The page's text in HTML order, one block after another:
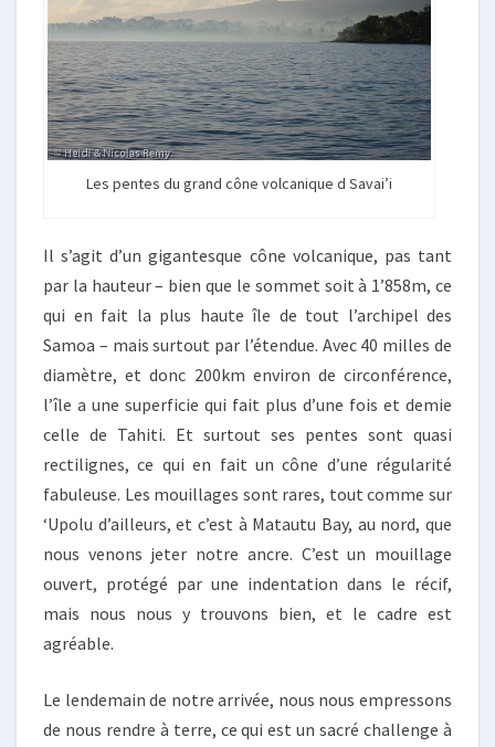
Les pentes du grand cône volcanique d Savai’i
Il s’agit d’un gigantesque cône volcanique, pas tant
par la hauteur – bien que le sommet soit à 1’858m, ce
qui en fait la plus haute île de tout l’archipel des
Samoa – mais surtout par l’étendue. Avec 40 milles de
diamètre, et donc 200km environ de circonférence,
l’île a une superficie qui fait plus d’une fois et demie
celle de Tahiti. Et surtout ses pentes sont quasi
rectilignes, ce qui en fait un cône d’une régularité
fabuleuse. Les mouillages sont rares, tout comme sur
‘Upolu d’ailleurs, et c’est à Matautu Bay, au nord, que
nous venons jeter notre ancre. C’est un mouillage
ouvert, protégé par une indentation dans le récif,
mais nous nous y trouvons bien, et le cadre est
agréable.
Le lendemain de notre arrivée, nous nous empressons
de nous rendre à terre, ce qui est un sacré challenge à